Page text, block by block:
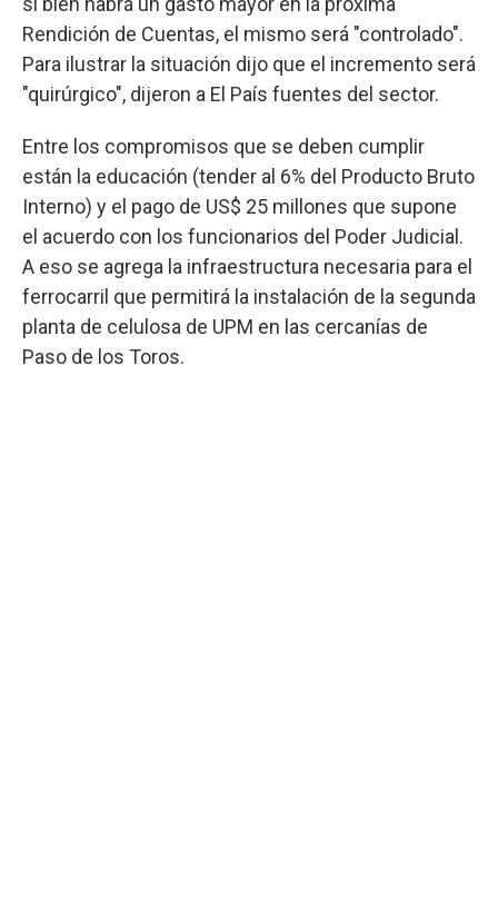
Rendición de Cuentas, el mismo será "controlado".
Para ilustrar la situación dijo que el incremento será
"quirúrgico", dijeron a El País fuentes del sector.
Entre los compromisos que se deben cumplir
están la educación (tender al 6% del Producto Bruto
Interno) y el pago de US$ 25 millones que supone
el acuerdo con los funcionarios del Poder Judicial.
A eso se agrega la infraestructura necesaria para el
ferrocarril que permitirá la instalación de la segunda
planta de celulosa de UPM en las cercanías de
Paso de los Toros.